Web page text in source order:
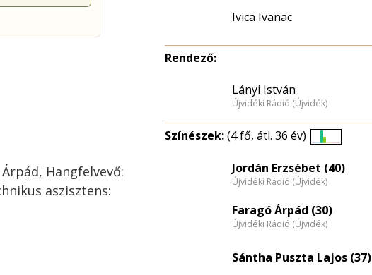
Hangfelvevő:
aszisztens:
Ivica Ivanac
Rendező:
Lányi István
Újvidéki Rádió (Újvidék)
Színészek:(4 fő, átl. 36 év)
eloszlás
nagyítása
Jordán Erzsébet (40)
Újvidéki Rádió (Újvidék)
Faragó Árpád (30)
Újvidéki Rádió (Újvidék)
Sántha Puszta Lajos (37)